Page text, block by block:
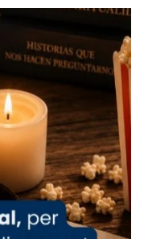
Vatican
news/2026-
papa-viaje-